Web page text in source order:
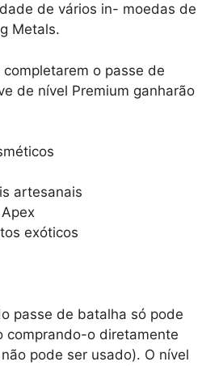
de vários in- moedas de
Metals.
o passe de
de nível Premium ganharão
artesanais
exóticos
passe de batalha só pode
comprando-o diretamente
pode ser usado). O nível